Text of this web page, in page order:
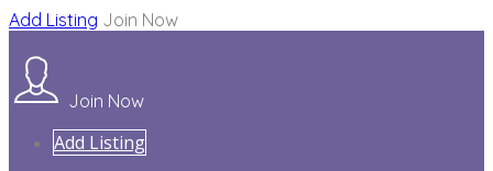
Add Listing Join Now
Join Now
Add Listing